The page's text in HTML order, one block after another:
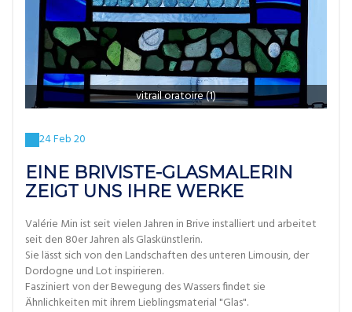
vitrail oratoire (1)
24 Feb 20
EINE BRIVISTE-GLASMALERIN
ZEIGT UNS IHRE WERKE
Valérie Min ist seit vielen Jahren in Brive installiert und arbeitet
seit den 80er Jahren als Glaskünstlerin.
Sie lässt sich von den Landschaften des unteren Limousin, der
Dordogne und Lot inspirieren.
Fasziniert von der Bewegung des Wassers findet sie
Ähnlichkeiten mit ihrem Lieblingsmaterial "Glas".